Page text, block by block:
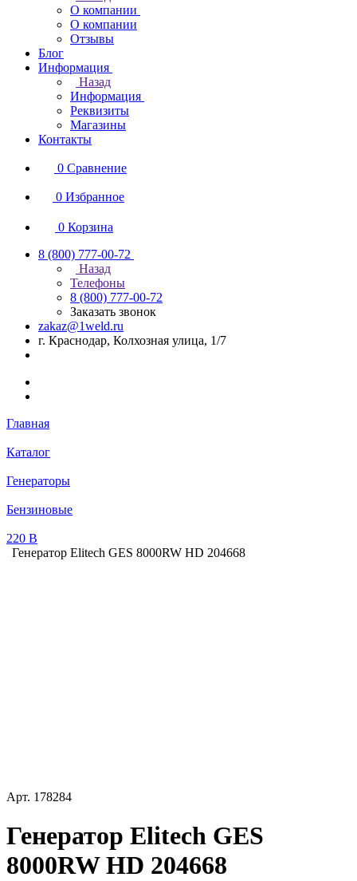
О компании
О компании
Отзывы
Блог
Информация
Назад
Информация
Реквизиты
Магазины
Контакты
0 Сравнение
0 Избранное
0 Корзина
8 (800) 777-00-72
Назад
Телефоны
8 (800) 777-00-72
Заказать звонок
zakaz@1weld.ru
г. Краснодар, Колхозная улица, 1/7
Главная
Каталог
Генераторы
Бензиновые
220 В
Генератор Elitech GES 8000RW HD 204668
Арт. 178284
Генератор Elitech GES
8000RW HD 204668